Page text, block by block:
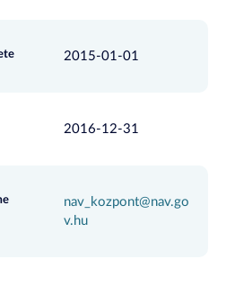
2015-01-01
2016-12-31
nav_kozpont@nav.go
v.hu